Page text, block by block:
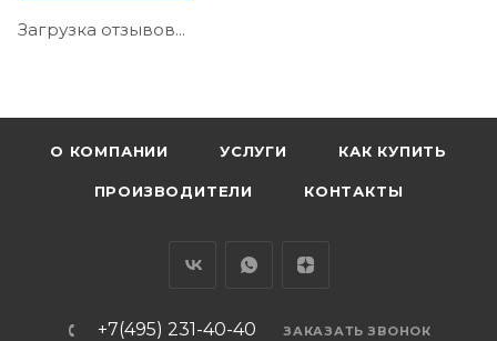
Загрузка отзывов...
О КОМПАНИИ УСЛУГИ КАК КУПИТЬ
ПРОИЗВОДИТЕЛИ КОНТАКТЫ
+7(495) 231-40-40 ЗАКАЗАТЬ ЗВОНОК